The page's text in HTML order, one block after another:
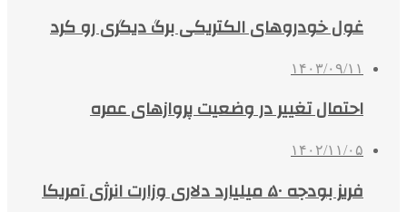
غول خودروهای الکتریکی برگ دیگری رو کرد
۱۴۰۳/۰۹/۱۱
احتمال تغییر در وضعیت پروازهای عمره
۱۴۰۲/۱۱/۰۵
فریز بودجه ۵۰ میلیارد دلاری وزارت انرژی آمریکا